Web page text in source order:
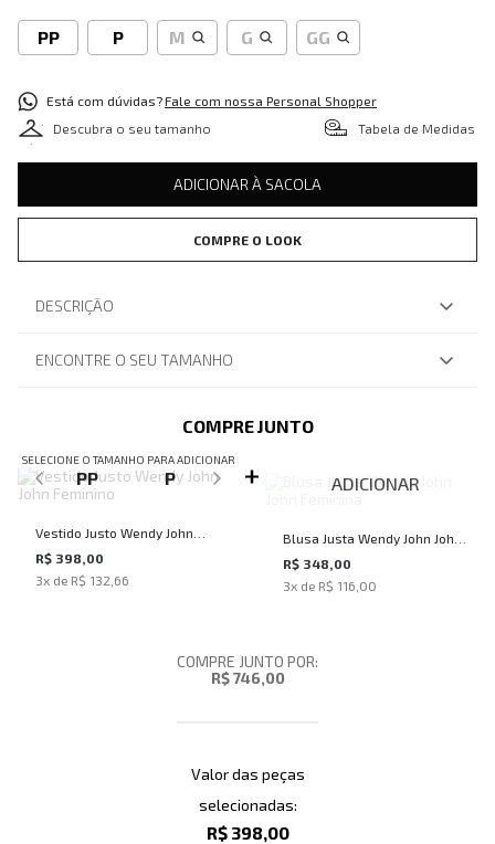
PP P M G GG
Está com dúvidas?Fale com nossa Personal Shopper
Descubra o seu tamanho
Tabela de Medidas
ADICIONAR À SACOLA
COMPRE O LOOK
DESCRIÇÃO
ENCONTRE O SEU TAMANHO
COMPRE JUNTO
SELECIONE O TAMANHO PARA ADICIONAR
PP P
Vestido Justo Wendy John
John Feminino
R$ 398,00
3x de R$ 132,66
ADICIONAR
Blusa Justa Wendy John John
Feminina
R$ 348,00
3x de R$ 116,00
COMPRE JUNTO POR:
R$ 746,00
Valor das peças
selecionadas:
R$ 398,00